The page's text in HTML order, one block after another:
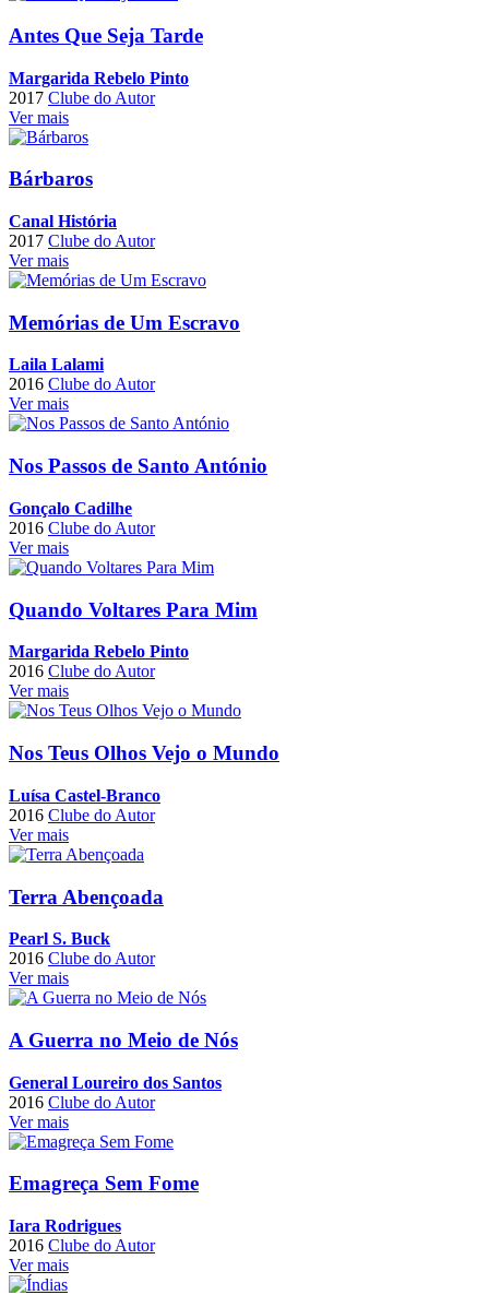
Antes Que Seja Tarde
Margarida Rebelo Pinto
2017 Clube do Autor
Ver mais
Bárbaros
Canal História
2017 Clube do Autor
Ver mais
Memórias de Um Escravo
Laila Lalami
2016 Clube do Autor
Ver mais
Nos Passos de Santo António
Gonçalo Cadilhe
2016 Clube do Autor
Ver mais
Quando Voltares Para Mim
Margarida Rebelo Pinto
2016 Clube do Autor
Ver mais
Nos Teus Olhos Vejo o Mundo
Luísa Castel-Branco
2016 Clube do Autor
Ver mais
Terra Abençoada
Pearl S. Buck
2016 Clube do Autor
Ver mais
A Guerra no Meio de Nós
General Loureiro dos Santos
2016 Clube do Autor
Ver mais
Emagreça Sem Fome
Iara Rodrigues
2016 Clube do Autor
Ver mais